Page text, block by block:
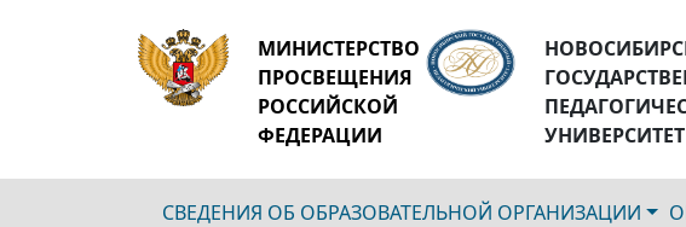
МИНИСТЕРСТВО
ПРОСВЕЩЕНИЯ
РОССИЙСКОЙ
ФЕДЕРАЦИИ
УНИВЕРСИТЕТ
СВЕДЕНИЯ ОБ ОБРАЗОВАТЕЛЬНОЙ ОРГАНИЗАЦИИ